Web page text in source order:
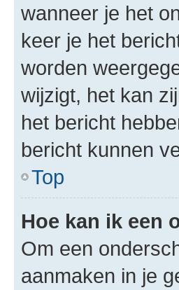
wanneer je het
keer je het
worden
wijzigt, het kan
het bericht
bericht kunnen
Top
Hoe kan ik een
Om een
aanmaken in je